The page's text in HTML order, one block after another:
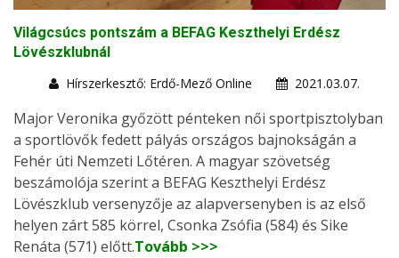
Világcsúcs pontszám a BEFAG Keszthelyi Erdész
Lövészklubnál
Hírszerkesztő: Erdő-Mező Online
2021.03.07.
Major Veronika győzött pénteken női sportpisztolyban
a sportlövők fedett pályás országos bajnokságán a
Fehér úti Nemzeti Lőtéren. A magyar szövetség
beszámolója szerint a BEFAG Keszthelyi Erdész
Lövészklub versenyzője az alapversenyben is az első
helyen zárt 585 körrel, Csonka Zsófia (584) és Sike
Renáta (571) előtt.Tovább >>>